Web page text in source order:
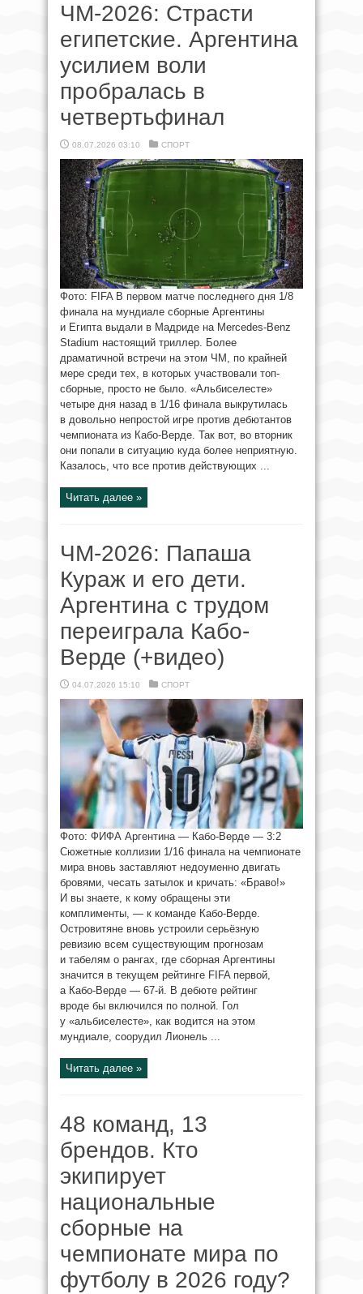
ЧМ-2026: Страсти
египетские. Аргентина
усилием воли
пробралась в
четвертьфинал
08.07.2026 03:10 СПОРТ
Фото: FIFA В первом матче последнего дня 1/8
финала на мундиале сборные Аргентины
и Египта выдали в Мадриде на Mercedes-Benz
Stadium настоящий триллер. Более
драматичной встречи на этом ЧМ, по крайней
мере среди тех, в которых участвовали топ-
сборные, просто не было. «Альбиселесте»
четыре дня назад в 1/16 финала выкрутилась
в довольно непростой игре против дебютантов
чемпионата из Кабо-Верде. Так вот, во вторник
они попали в ситуацию куда более неприятную.
Казалось, что все против действующих ...
Читать далее »
ЧМ-2026: Папаша
Кураж и его дети.
Аргентина с трудом
переиграла Кабо-
Верде (+видео)
04.07.2026 15:10 СПОРТ
Фото: ФИФА Аргентина — Кабо-Верде — 3:2
Сюжетные коллизии 1/16 финала на чемпионате
мира вновь заставляют недоуменно двигать
бровями, чесать затылок и кричать: «Браво!»
И вы знаете, к кому обращены эти
комплименты, — к команде Кабо-Верде.
Островитяне вновь устроили серьёзную
ревизию всем существующим прогнозам
и табелям о рангах, где сборная Аргентины
значится в текущем рейтинге FIFA первой,
а Кабо-Верде — 67-й. В дебюте рейтинг
вроде бы включился по полной. Гол
у «альбиселесте», как водится на этом
мундиале, соорудил Лионель ...
Читать далее »
48 команд, 13
брендов. Кто
экипирует
национальные
сборные на
чемпионате мира по
футболу в 2026 году?